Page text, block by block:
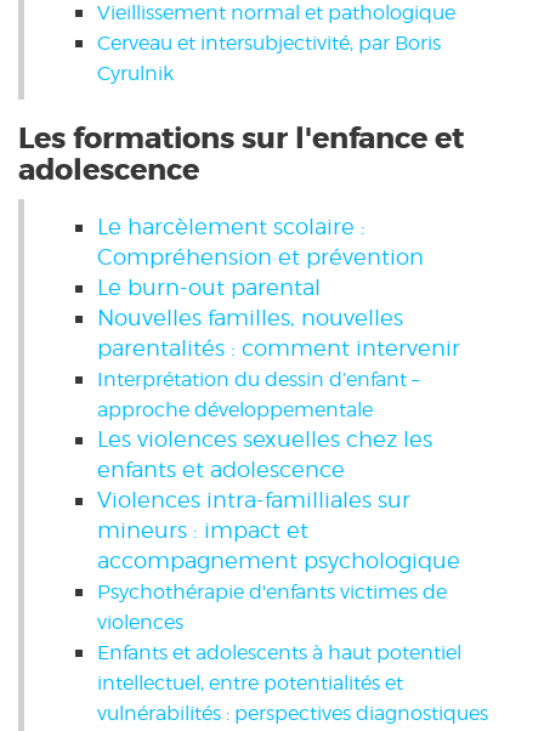
Vieillissement normal et pathologique
Cerveau et intersubjectivité, par Boris
Cyrulnik
Les formations sur l'enfance et
adolescence
Le harcèlement scolaire :
Compréhension et prévention
Le burn-out parental
Nouvelles familles, nouvelles
parentalités : comment intervenir
Interprétation du dessin d’enfant –
approche développementale
Les violences sexuelles chez les
enfants et adolescence
Violences intra-familliales sur
mineurs : impact et
accompagnement psychologique
Psychothérapie d'enfants victimes de
violences
Enfants et adolescents à haut potentiel
intellectuel, entre potentialités et
vulnérabilités : perspectives diagnostiques